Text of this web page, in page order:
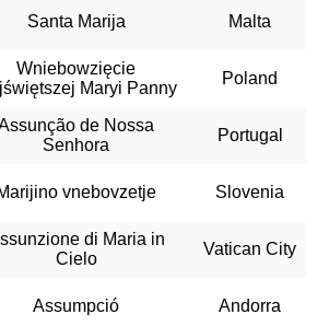
Santa Marija Malta
Wniebowzięcie
Maryi Panny
Poland
de Nossa
Senhora
Portugal
vnebovzetje Slovenia
di Maria in
Cielo
Vatican City
Assumpció Andorra